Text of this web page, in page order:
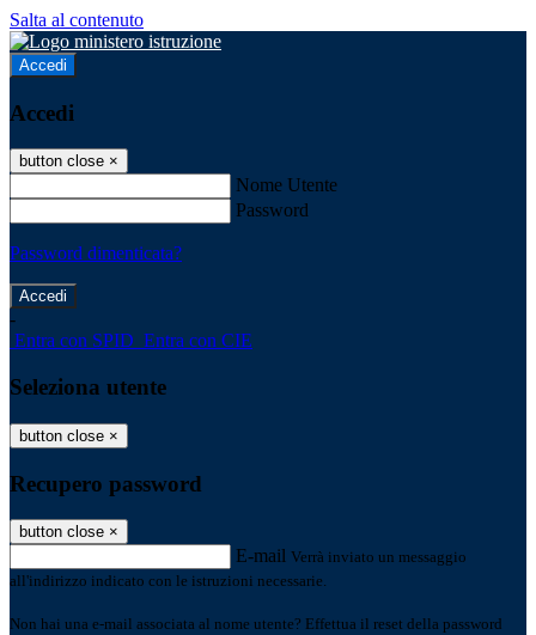
Salta al contenuto
Accedi
Accedi
button close ×
Nome Utente
Password
Password dimenticata?
-
Entra con SPID Entra con CIE
Seleziona utente
button close ×
Recupero password
button close ×
E-mail Verrà inviato un messaggio
all'indirizzo indicato con le istruzioni necessarie.
Non hai una e-mail associata al nome utente? Effettua il reset della password